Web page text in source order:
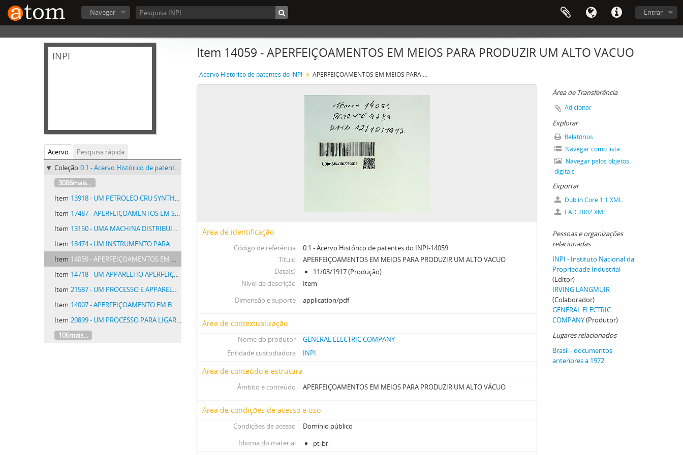
Entrar
Navegar
INPI
Acervo
Pesquisa rápida
Coleção 0.1 - Acervo Histórico de patentes do INPI - Acervo Histórico de patentes do INPI
3086mais...
Item 13918 - UM PETROLEO CRU SYNTHETICO E PROCESSO DE SUA FABRICAÇÃO
Item 17487 - APERFEIÇOAMENTOS EM SYSTEMAS DE LUBRIFICAÇÃO FORÇADA
Item 13150 - UMA MACHINA DISTRIBUIDORA DE CARTÕES
Item 18474 - UM INSTRUMENTO PARA MEDIR A ALTURA, DISTANCIA E LARGURA DE QUAESQUER OBJECTOS, DENOMINADO OPERAMETRO GALANTE
Item 14059 - APERFEIÇOAMENTOS EM MEIOS PARA PRODUZIR UM ALTO VACUO
Item 14718 - UM APPARELHO APERFEIÇOADO DE ENGRENAGEM PARA MUDAR VELOCIDADES, INVERTER ANDAMENTO E TRAVAR ESPECIALMENTE DESTINADA A SER EMPREGADA EM VEHICULOS AUTOMOVEIS PARA ESTRADAS
Item 21587 - UM PROCESSO E APPARELHO APERFEIÇOADOS PARA A ALIMENTAÇÃO DE MASSAS OU CARGAS UNIFORMES DE VIDRO EM FUSAO PARA SUBSEQUENTE CONFORMAÇÃO
Item 14007 - APERFEIÇOAMENTO EM BOMBAS DE VACUO
Item 20899 - UM PROCESSO PARA LIGAR HERMETICAMENTE, EM VIDRO, FIOS DE INTRODUCÇÃO PARA CORRENTES ELECTRICAS INTENSAS, E DISPOSITIVOS PARA ESTE FIM
106mais...
Item 14059 - APERFEIÇOAMENTOS EM MEIOS PARA PRODUZIR UM ALTO VACUO
Acervo Histórico de patentes do INPI APERFEIÇOAMENTOS EM MEIOS PARA PRODUZIR UM ALTO VACUO
Área de identificação
Código de referência
0.1 - Acervo Histórico de patentes do INPI-14059
Título
APERFEIÇOAMENTOS EM MEIOS PARA PRODUZIR UM ALTO VACUO
Data(s)
11/03/1917 (Produção)
Nível de descrição
Item
Dimensão e suporte
application/pdf
Área de contextualização
Nome do produtor
GENERAL ELECTRIC COMPANY
Entidade custodiadora
INPI
Área de conteúdo e estrutura
Âmbito e conteúdo APERFEIÇOAMENTOS EM MEIOS PARA PRODUZIR UM ALTO VÁCUO
Área de condições de acesso e uso
Condições de acesso
Domínio público
Idioma do material
pt-br
Área de Transferência
Adicionar
Explorar
Relatórios
Navegar como lista
Navegar pelos objetos
digitais
Exportar
Dublin Core 1.1 XML
EAD 2002 XML
Pessoas e organizações
relacionadas
INPI - Instituto Nacional da
Propriedade Industrial
(Editor)
IRVING LANGMUIR
(Colaborador)
GENERAL ELECTRIC
COMPANY(Produtor)
Lugares relacionados
Brasil - documentos
anteriores a 1972